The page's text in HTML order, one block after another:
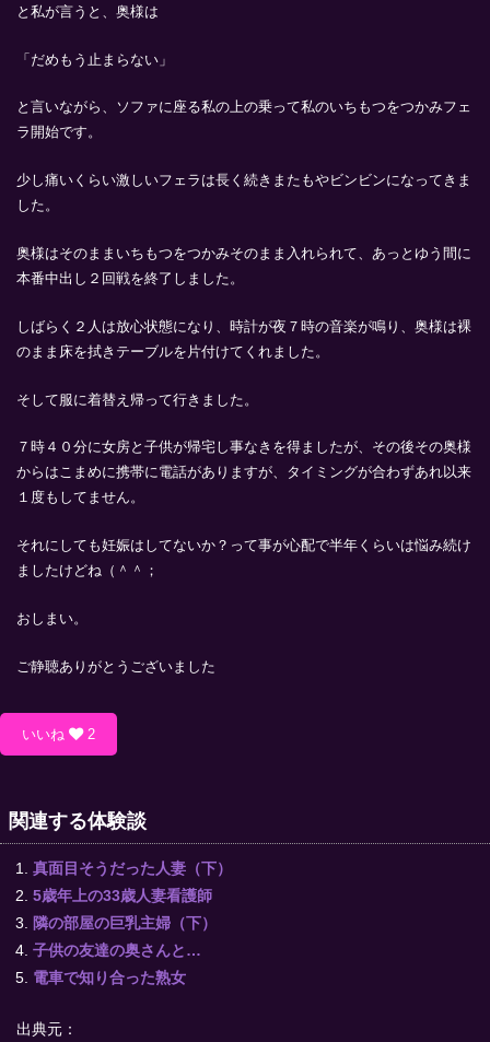
と私が言うと、奥様は
「だめもう止まらない」
と言いながら、ソファに座る私の上の乗って私のいちもつをつかみフェ
ラ開始です。
少し痛いくらい激しいフェラは長く続きまたもやビンビンになってきま
した。
奥様はそのままいちもつをつかみそのまま入れられて、あっとゆう間に
本番中出し２回戦を終了しました。
しばらく２人は放心状態になり、時計が夜７時の音楽が鳴り、奥様は裸
のまま床を拭きテーブルを片付けてくれました。
そして服に着替え帰って行きました。
７時４０分に女房と子供が帰宅し事なきを得ましたが、その後その奥様
からはこまめに携帯に電話がありますが、タイミングが合わずあれ以来
１度もしてません。
それにしても妊娠はしてないか？って事が心配で半年くらいは悩み続け
ましたけどね（＾＾；
おしまい。
ご静聴ありがとうございました
いいね 2
関連する体験談
真面目そうだった人妻（下）
5歳年上の33歳人妻看護師
隣の部屋の巨乳主婦（下）
子供の友達の奥さんと…
電車で知り合った熟女
出典元：